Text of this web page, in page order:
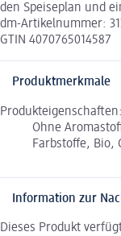
den Speiseplan und
dm-Artikelnummer:
GTIN 4070765014587
Produktmerkmale
Produkteigenschaften:
Ohne
Farbstoffe, Bio,
Information zur
Dieses Produkt